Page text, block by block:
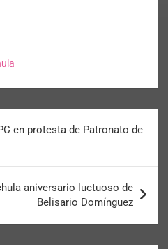
en protesta de Patronato de
aniversario luctuoso de
Belisario Domínguez